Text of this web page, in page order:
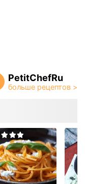
PetitChefRu